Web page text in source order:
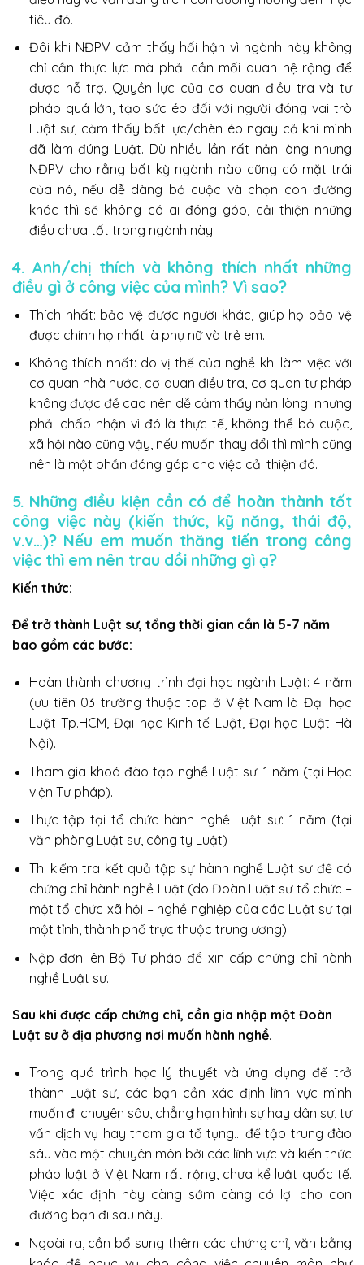
tiêu đó.
Đôi khi NĐPV cảm thấy hối hận vì ngành này không
chỉ cần thực lực mà phải cần mối quan hệ rộng để
được hỗ trợ. Quyền lực của cơ quan điều tra và tư
pháp quá lớn, tạo sức ép đối với người đóng vai trò
Luật sư, cảm thấy bất lực/chèn ép ngay cả khi mình
đã làm đúng Luật. Dù nhiều lần rất nản lòng nhưng
NĐPV cho rằng bất kỳ ngành nào cũng có mặt trái
của nó, nếu dễ dàng bỏ cuộc và chọn con đường
khác thì sẽ không có ai đóng góp, cải thiện những
điều chưa tốt trong ngành này.
4. Anh/chị thích và không thích nhất những
điều gì ở công việc của mình? Vì sao?
Thích nhất: bảo vệ được người khác, giúp họ bảo vệ
được chính họ nhất là phụ nữ và trẻ em.
Không thích nhất: do vị thế của nghề khi làm việc với
cơ quan nhà nước, cơ quan điều tra, cơ quan tư pháp
không được đề cao nên dễ cảm thấy nản lòng nhưng
phải chấp nhận vì đó là thực tế, không thể bỏ cuộc,
xã hội nào cũng vậy, nếu muốn thay đổi thì mình cũng
nên là một phần đóng góp cho việc cải thiện đó.
5. Những điều kiện cần có để hoàn thành tốt
công việc này (kiến thức, kỹ năng, thái độ,
v.v…)? Nếu em muốn thăng tiến trong công
việc thì em nên trau dồi những gì ạ?
Kiến thức:
Để trở thành Luật sư, tổng thời gian cần là 5-7 năm
bao gồm các bước:
Hoàn thành chương trình đại học ngành Luật: 4 năm
(ưu tiên 03 trường thuộc top ở Việt Nam là Đại học
Luật Tp.HCM, Đại học Kinh tế Luật, Đại học Luật Hà
Nội).
Tham gia khoá đào tạo nghề Luật sư: 1 năm (tại Học
viện Tư pháp).
Thực tập tại tổ chức hành nghề Luật sư: 1 năm (tại
văn phòng Luật sư, công ty Luật)
Thi kiểm tra kết quả tập sự hành nghề Luật sư để có
chứng chỉ hành nghề Luật (do Đoàn Luật sư tổ chức –
một tổ chức xã hội – nghề nghiệp của các Luật sư tại
một tỉnh, thành phố trực thuộc trung ương).
Nộp đơn lên Bộ Tư pháp để xin cấp chứng chỉ hành
nghề Luật sư.
Sau khi được cấp chứng chỉ, cần gia nhập một Đoàn
Luật sư ở địa phương nơi muốn hành nghề.
Trong quá trình học lý thuyết và ứng dụng để trở
thành Luật sư, các bạn cần xác định lĩnh vực mình
muốn đi chuyên sâu, chẳng hạn hình sự hay dân sự, tư
vấn dịch vụ hay tham gia tố tụng… để tập trung đào
sâu vào một chuyên môn bởi các lĩnh vực và kiến thức
pháp luật ở Việt Nam rất rộng, chưa kể luật quốc tế.
Việc xác định này càng sớm càng có lợi cho con
đường bạn đi sau này.
Ngoài ra, cần bổ sung thêm các chứng chỉ, văn bằng